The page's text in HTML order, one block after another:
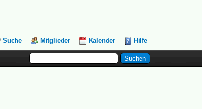
Suche Mitglieder Kalender Hilfe